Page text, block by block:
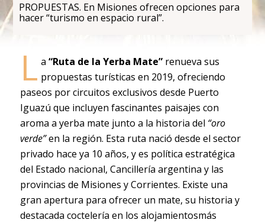
PROPUESTAS. En Misiones ofrecen opciones para
hacer “turismo en espacio rural”.
L a “Ruta de la Yerba Mate”renueva sus
propuestas turísticas en 2019, ofreciendo
paseos por circuitos exclusivos desde Puerto
Iguazú que incluyen fascinantes paisajes con
aroma a yerba mate junto a la historia del “oro
verde”en la región. Esta ruta nació desde el sector
privado hace ya 10 años, y es política estratégica
del Estado nacional, Cancillería argentina y las
provincias de Misiones y Corrientes. Existe una
gran apertura para ofrecer un mate, su historia y
destacada coctelería en los alojamientosmás